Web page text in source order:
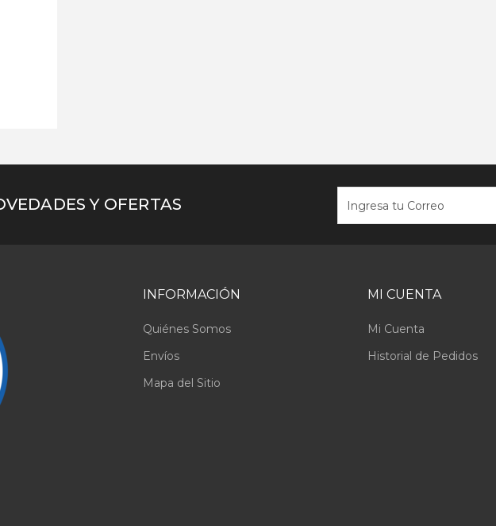
Y OFERTAS
INFORMACIÓN
Quiénes Somos
Envíos
Mapa del Sitio
MI CUENTA
Mi Cuenta
Historial de Pedidos